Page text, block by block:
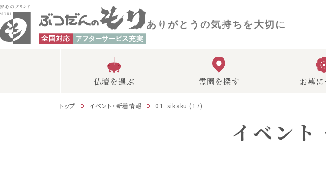
ありがとうの気持ちを大切に
仏壇を選ぶ 霊園を探す お墓
トップ イベント・新着情報 01_sikaku (17)
イベント